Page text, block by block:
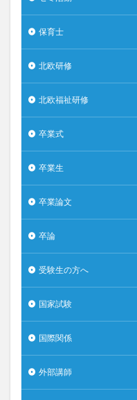
保育士
北欧研修
北欧福祉研修
卒業式
卒業生
卒業論文
卒論
受験生の方へ
国家試験
国際関係
外部講師